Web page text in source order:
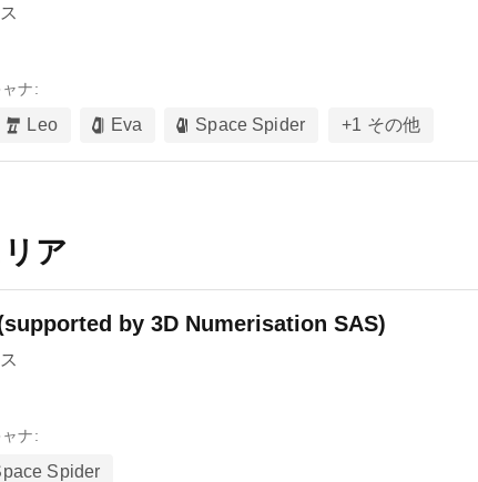
ナ:
Leo Eva Space Spider +1 その他
ア
by 3D Numerisation SAS)
ナ:
Spider